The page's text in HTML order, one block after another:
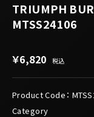
TRIUMPH
MTSS24106
￥6,820 税込
Product Code：
Category